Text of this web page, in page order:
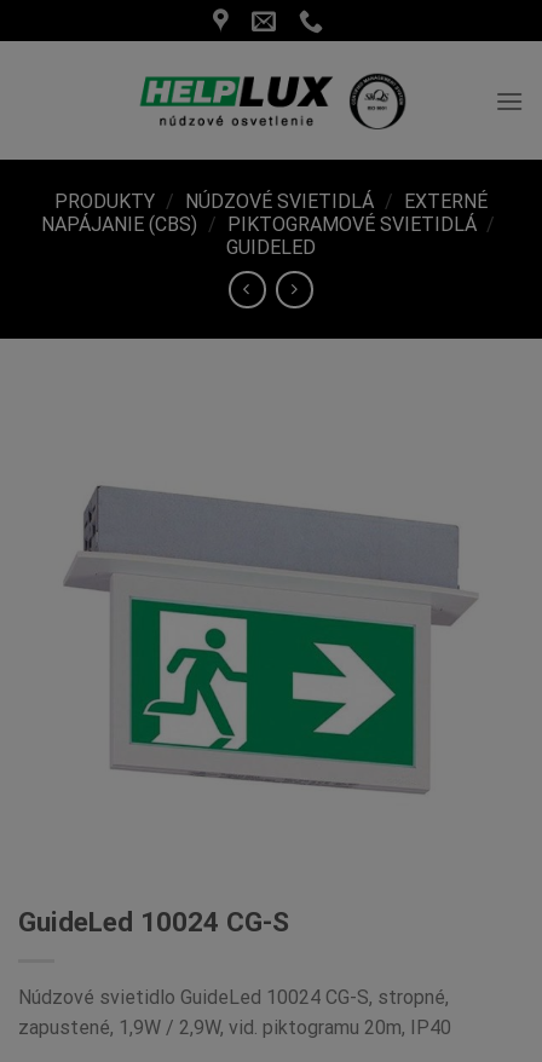
to
PRODUKTY / NÚDZOVÉ SVIETIDLÁ / EXTERNÉ
NAPÁJANIE (CBS) / PIKTOGRAMOVÉ SVIETIDLÁ /
GUIDELED
GuideLed 10024 CG-S
Núdzové svietidlo GuideLed 10024 CG-S, stropné,
zapustené, 1,9W / 2,9W, vid. piktogramu 20m, IP40